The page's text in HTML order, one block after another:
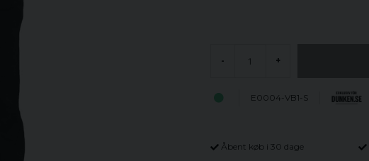
- +
E0004-VB1-S
Åbent køb i 30 dage